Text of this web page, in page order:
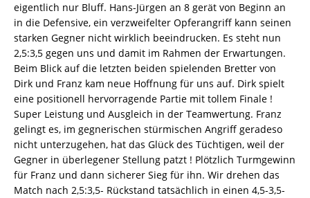
eigentlich nur Bluff. Hans-Jürgen an 8 gerät von Beginn an
in die Defensive, ein verzweifelter Opferangriff kann seinen
starken Gegner nicht wirklich beeindrucken. Es steht nun
2,5:3,5 gegen uns und damit im Rahmen der Erwartungen.
Beim Blick auf die letzten beiden spielenden Bretter von
Dirk und Franz kam neue Hoffnung für uns auf. Dirk spielt
eine positionell hervorragende Partie mit tollem Finale !
Super Leistung und Ausgleich in der Teamwertung. Franz
gelingt es, im gegnerischen stürmischen Angriff geradeso
nicht unterzugehen, hat das Glück des Tüchtigen, weil der
Gegner in überlegener Stellung patzt ! Plötzlich Turmgewinn
für Franz und dann sicherer Sieg für ihn. Wir drehen das
Match nach 2,5:3,5- Rückstand tatsächlich in einen 4,5-3,5-